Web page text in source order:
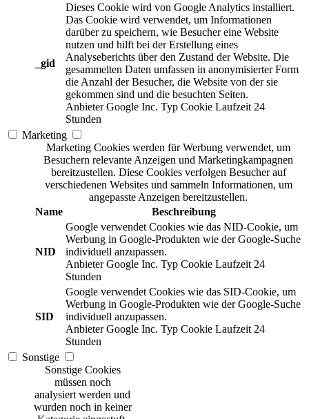
_gid
Dieses Cookie wird von Google Analytics installiert.
Das Cookie wird verwendet, um Informationen
darüber zu speichern, wie Besucher eine Website
nutzen und hilft bei der Erstellung eines
Analyseberichts über den Zustand der Website. Die
gesammelten Daten umfassen in anonymisierter Form
die Anzahl der Besucher, die Website von der sie
gekommen sind und die besuchten Seiten.
Anbieter Google Inc. Typ Cookie Laufzeit 24
Stunden
Marketing
Marketing Cookies werden für Werbung verwendet, um
Besuchern relevante Anzeigen und Marketingkampagnen
bereitzustellen. Diese Cookies verfolgen Besucher auf
verschiedenen Websites und sammeln Informationen, um
angepasste Anzeigen bereitzustellen.
Name
Beschreibung
NID
Google verwendet Cookies wie das NID-Cookie, um
Werbung in Google-Produkten wie der Google-Suche
individuell anzupassen.
Anbieter Google Inc. Typ Cookie Laufzeit 24
Stunden
SID
Google verwendet Cookies wie das SID-Cookie, um
Werbung in Google-Produkten wie der Google-Suche
individuell anzupassen.
Anbieter Google Inc. Typ Cookie Laufzeit 24
Stunden
Sonstige
Sonstige Cookies
müssen noch
analysiert werden und
wurden noch in keiner